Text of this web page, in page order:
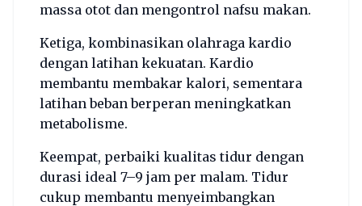
massa otot dan mengontrol nafsu makan.
Ketiga, kombinasikan olahraga kardio
dengan latihan kekuatan. Kardio
membantu membakar kalori, sementara
latihan beban berperan meningkatkan
metabolisme.
Keempat, perbaiki kualitas tidur dengan
durasi ideal 7–9 jam per malam. Tidur
cukup membantu menyeimbangkan